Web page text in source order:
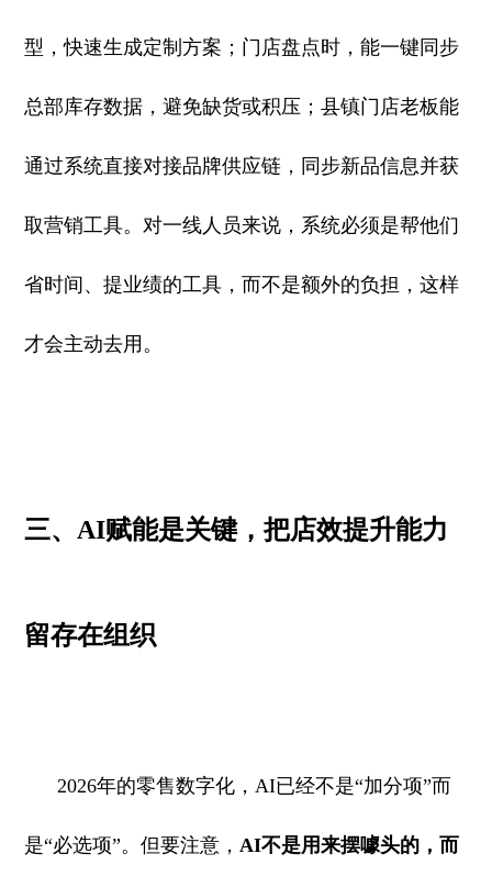
型，快速生成定制方案；门店盘点时，能一键同步
总部库存数据，避免缺货或积压；县镇门店老板能
通过系统直接对接品牌供应链，同步新品信息并获
取营销工具。对一线人员来说，系统必须是帮他们
省时间、提业绩的工具，而不是额外的负担，这样
才会主动去用。
三、AI赋能是关键，把店效提升能力
留存在组织
2026年的零售数字化，AI已经不是“加分项”而
是“必选项”。但要注意， AI不是用来摆噱头的，而